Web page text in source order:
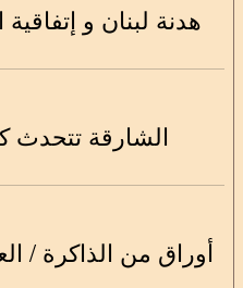
هدنة لبنان و
الشارقة تتحدث
أوراق من الذاكرة /